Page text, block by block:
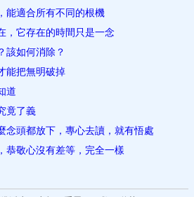
能適合所有不同的根機
，它存在的時間只是一念
該如何消除？
能把無明破掉
道
竟了義
念頭都放下，專心去讀，就有悟處
恭敬心沒有差等，完全一樣